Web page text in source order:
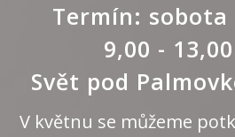
Termín: sobota
9,00 -
Svět pod
V květnu se můžeme